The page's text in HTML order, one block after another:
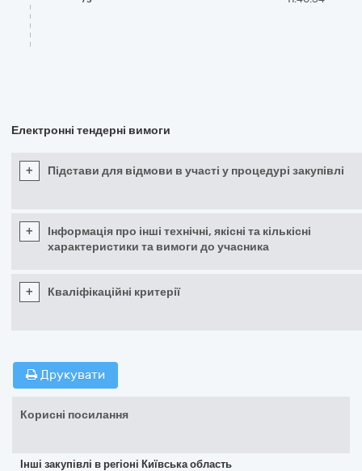
Електронні тендерні вимоги
+ Підстави для відмови в участі у процедурі закупівлі
+
Інформація про інші технічні, якісні та кількісні
характеристики та вимоги до учасника
+ Кваліфікаційні критерії
Друкувати
Корисні посилання
Інші закупівлі в регіоні Київська область